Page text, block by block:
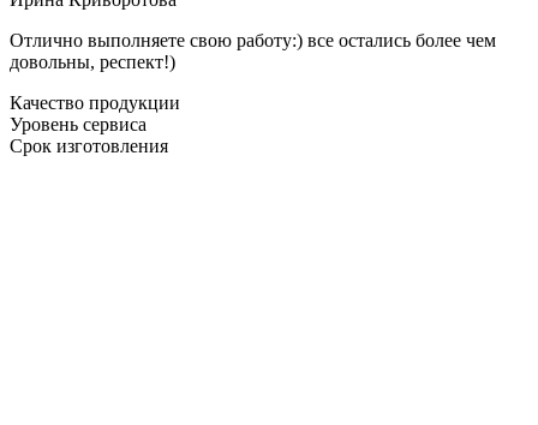
Отлично выполняете свою работу:) все остались более чем
довольны, респект!)
Качество продукции
Уровень сервиса
Срок изготовления